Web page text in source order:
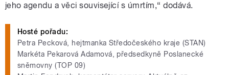
jeho agendu a věci související s úmrtím,“ dodává.
Hosté pořadu:
Petra Pecková, hejtmanka Středočeského kraje (STAN)
Markéta Pekarová Adamová, předsedkyně Poslanecké
sněmovny (TOP 09)